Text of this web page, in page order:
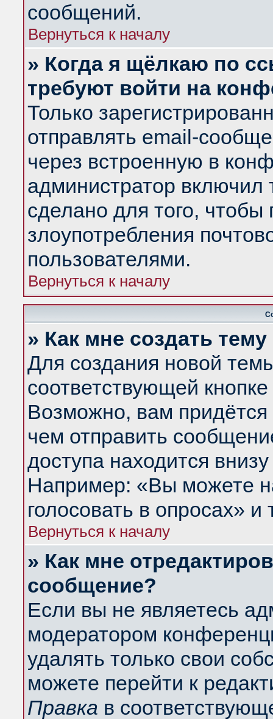
сообщений.
Вернуться к началу
» Когда я щёлкаю по
требуют войти на
Только
отправлять email-
через встроенную в
администратор
сделано для того, чтобы
злоупотребления
пользователями.
Вернуться к началу
» Как мне создать
Для создания новой
соответствующей
Возможно, вам придётся
чем отправить
доступа находится
Например: «Вы можете
голосовать в опросах» и
Вернуться к началу
» Как мне
сообщение?
Если вы не являетесь
модератором
удалять только свои
можете перейти к
Правка в